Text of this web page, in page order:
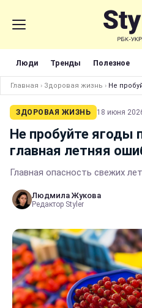
Люди Тренды Полезное
Главная › Здоровая жизнь › Не
ЗДОРОВАЯ ЖИЗНЬ 18 июня
Не пробуйте ягоды
главная летняя
Главная опасность свежих
Людмила Жукова
Редактор Styler